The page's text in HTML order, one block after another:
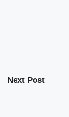
Next Post